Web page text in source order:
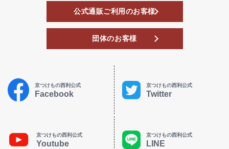
公式通販ご利用のお客様
団体のお客様
京つけもの西利公式
Facebook
京つけもの西利公式
Twitter
京つけもの西利公式
Youtube
京つけもの西利公式
LINE